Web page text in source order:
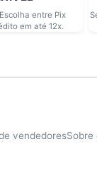
entre Pix
em até 12x.
vendedoresSobre